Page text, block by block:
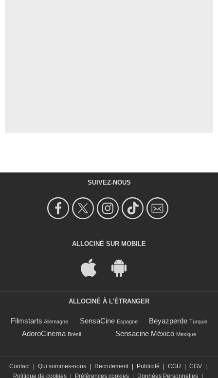
SUIVEZ-NOUS
ALLOCINÉ SUR MOBILE
ALLOCINÉ À L'ÉTRANGER
Filmstarts Allemagne SensaCine Espagne Beyazperde Turquie
AdoroCinema Brésil Sensacine México Mexique
Contact Qui sommes-nous Recrutement Publicité CGU CGV
Politique de cookies
Préférences cookies Données Personnelles